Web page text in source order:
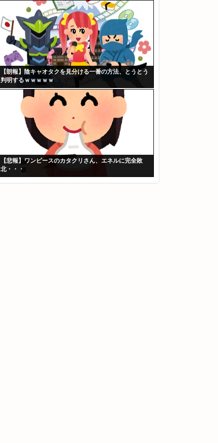
【朗報】陰キャオタクを見分ける一番の方法、とうとう
判明するｗｗｗｗｗ
【悲報】ワンピースのカタクリさん、エネルに完全敗
北・・・